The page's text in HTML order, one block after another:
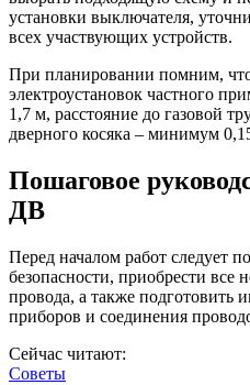
установки выключателя,
всех участвующих устройств.
При планировании помним,
электроустановок частного
1,7 м, расстояние до газовой
дверного косяка – минимум
Пошаговое
ДВ
Перед началом работ следует
безопасности, приобрести все
провода, а также подготовить
приборов и соединения
Сейчас читают:
Советы